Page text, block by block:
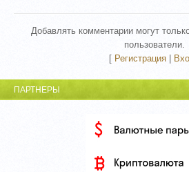
Добавлять комментарии могут
пользователи.
[ Регистрация|
ПАРТНЕРЫ